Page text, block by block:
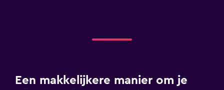
Een makkelijkere manier om je